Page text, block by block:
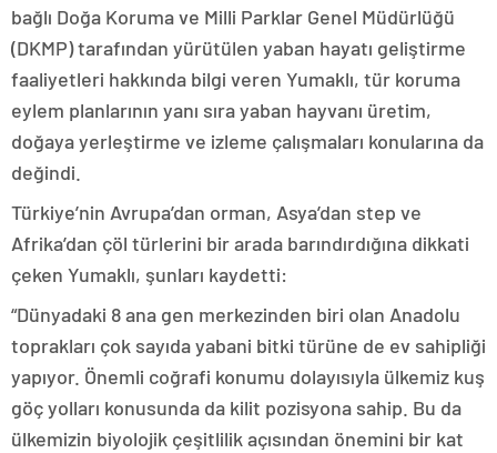
bağlı Doğa Koruma ve Milli Parklar Genel Müdürlüğü
(DKMP) tarafından yürütülen yaban hayatı geliştirme
faaliyetleri hakkında bilgi veren Yumaklı, tür koruma
eylem planlarının yanı sıra yaban hayvanı üretim,
doğaya yerleştirme ve izleme çalışmaları konularına da
değindi.
Türkiye’nin Avrupa’dan orman, Asya’dan step ve
Afrika’dan çöl türlerini bir arada barındırdığına dikkati
çeken Yumaklı, şunları kaydetti:
“Dünyadaki 8 ana gen merkezinden biri olan Anadolu
toprakları çok sayıda yabani bitki türüne de ev sahipliği
yapıyor. Önemli coğrafi konumu dolayısıyla ülkemiz kuş
göç yolları konusunda da kilit pozisyona sahip. Bu da
ülkemizin biyolojik çeşitlilik açısından önemini bir kat